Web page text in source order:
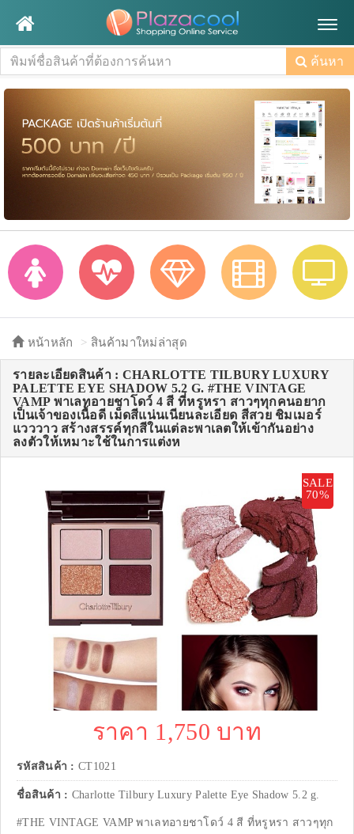
ค้นหา
หน้าหลัก สินค้ามาใหม่ล่าสุด
รายละเอียดสินค้า : CHARLOTTE TILBURY LUXURY
PALETTE EYE SHADOW 5.2 G. #THE VINTAGE
VAMP พาเลทอายชาโดว์ 4 สี ที่หรูหรา สาวๆทุกคนอยาก
เป็นเจ้าของเนื้อดี เม็ดสีแน่นเนียนละเอียด สีสวย ชิมเมอร์
แวววาว สร้างสรรค์ทุกสีในแต่ละพาเลตให้เข้ากันอย่าง
ลงตัวให้เหมาะใช้ในการแต่งห
SALE
70%
ราคา 1,750 บาท
รหัสสินค้า : CT1021
ชื่อสินค้า : Charlotte Tilbury Luxury Palette Eye Shadow 5.2 g.
#THE VINTAGE VAMP พาเลทอายชาโดว์ 4 สี ที่หรูหรา สาวๆทุก